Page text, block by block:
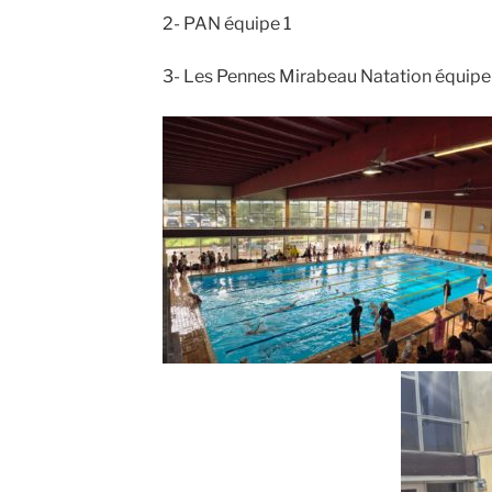
2- PAN équipe 1
3- Les Pennes Mirabeau Natation